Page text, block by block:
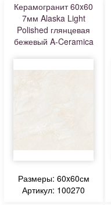
Керамогранит 60x60
7мм Alaska Light
Polished глянцевая
бежевый A-Ceramica
Размеры: 60x60см
Артикул: 100270